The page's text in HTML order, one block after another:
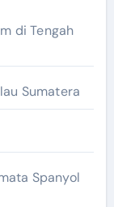
di Tengah
Sumatera
Spanyol